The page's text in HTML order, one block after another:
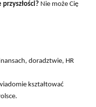
Nie może Cię
doradztwie, HR
kształtować